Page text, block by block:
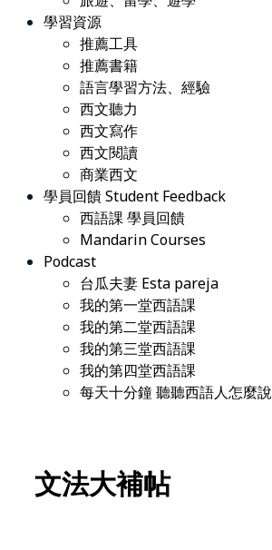
學習資源
推薦工具
推薦書籍
語言學習方法、經驗
西文聽力
西文寫作
西文閱讀
商業西文
學員回饋 Student Feedback
西語課 學員回饋
Mandarin Courses
Podcast
台瓜夫妻 Esta pareja
我的第一堂西語課
我的第二堂西語課
我的第三堂西語課
我的第四堂西語課
每天十分鐘 聽聽西語人怎麼說
文法大補帖